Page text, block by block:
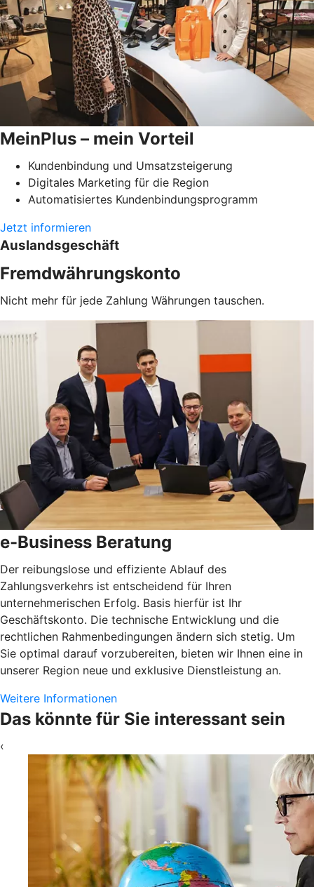
MeinPlus – mein Vorteil
Kundenbindung und Umsatzsteigerung
Digitales Marketing für die Region
Automatisiertes Kundenbindungsprogramm
Jetzt informieren
Auslandsgeschäft
Fremdwährungskonto
Nicht mehr für jede Zahlung Währungen tauschen.
e-Business Beratung
Der reibungslose und effiziente Ablauf des
Zahlungsverkehrs ist entscheidend für Ihren
unternehmerischen Erfolg. Basis hierfür ist Ihr
Geschäftskonto. Die technische Entwicklung und die
rechtlichen Rahmenbedingungen ändern sich stetig. Um
Sie optimal darauf vorzubereiten, bieten wir Ihnen eine in
unserer Region neue und exklusive Dienstleistung an.
Weitere Informationen
Das könnte für Sie interessant sein
‹